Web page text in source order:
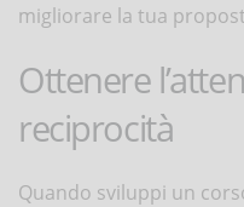
migliorare la tua
Ottenere
reciprocità
Quando sviluppi un